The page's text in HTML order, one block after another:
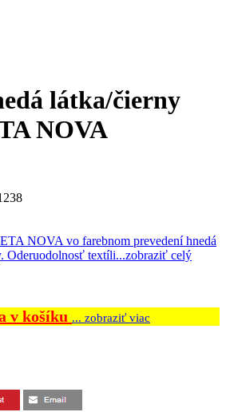
látka/čierny
NOVA
NOVA vo farebnom prevedení hnedá
Oderuodolnosť textíli...zobraziť celý
v košíku ... zobraziť viac